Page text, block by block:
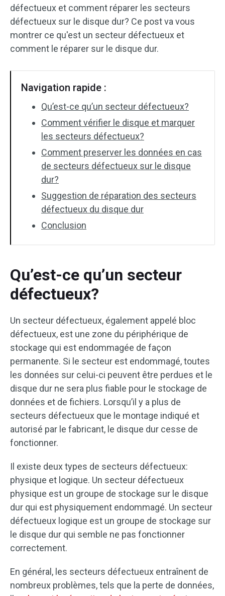
défectueux et comment réparer les secteurs
défectueux sur le disque dur? Ce post va vous
montrer ce qu'est un secteur défectueux et
comment le réparer sur le disque dur.
Navigation rapide :
Qu’est-ce qu’un secteur défectueux?
Comment vérifier le disque et marquer
les secteurs défectueux?
Comment preserver les données en cas
de secteurs défectueux sur le disque
dur?
Suggestion de réparation des secteurs
défectueux du disque dur
Conclusion
Qu’est-ce qu’un secteur
défectueux?
Un secteur défectueux, également appelé bloc
défectueux, est une zone du périphérique de
stockage qui est endommagée de façon
permanente. Si le secteur est endommagé, toutes
les données sur celui-ci peuvent être perdues et le
disque dur ne sera plus fiable pour le stockage de
données et de fichiers. Lorsqu’il y a plus de
secteurs défectueux que le montage indiqué et
autorisé par le fabricant, le disque dur cesse de
fonctionner.
Il existe deux types de secteurs défectueux:
physique et logique. Un secteur défectueux
physique est un groupe de stockage sur le disque
dur qui est physiquement endommagé. Un secteur
défectueux logique est un groupe de stockage sur
le disque dur qui semble ne pas fonctionner
correctement.
En général, les secteurs défectueux entraînent de
nombreux problèmes, tels que la perte de données,